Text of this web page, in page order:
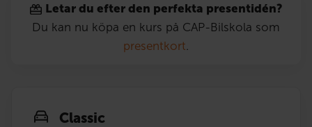
Letar du efter den perfekta presentidén?
Du kan nu köpa en kurs på CAP-Bilskola som
presentkort
Classic